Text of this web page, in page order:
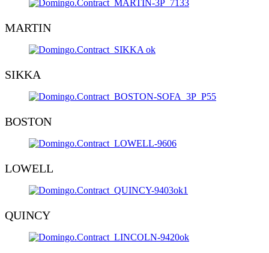
MARTIN
SIKKA
BOSTON
LOWELL
QUINCY